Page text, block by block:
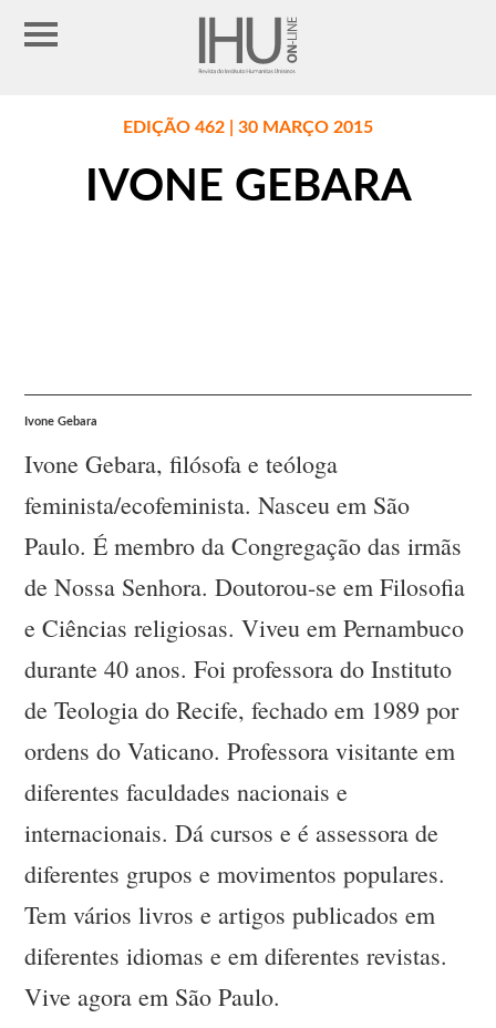
EDIÇÃO 462 | 30 MARÇO 2015
IVONE GEBARA
Ivone Gebara
Ivone Gebara, filósofa e teóloga
feminista/ecofeminista. Nasceu em São
Paulo. É membro da Congregação das irmãs
de Nossa Senhora. Doutorou-se em Filosofia
e Ciências religiosas. Viveu em Pernambuco
durante 40 anos. Foi professora do Instituto
de Teologia do Recife, fechado em 1989 por
ordens do Vaticano. Professora visitante em
diferentes faculdades nacionais e
internacionais. Dá cursos e é assessora de
diferentes grupos e movimentos populares.
Tem vários livros e artigos publicados em
diferentes idiomas e em diferentes revistas.
Vive agora em São Paulo.